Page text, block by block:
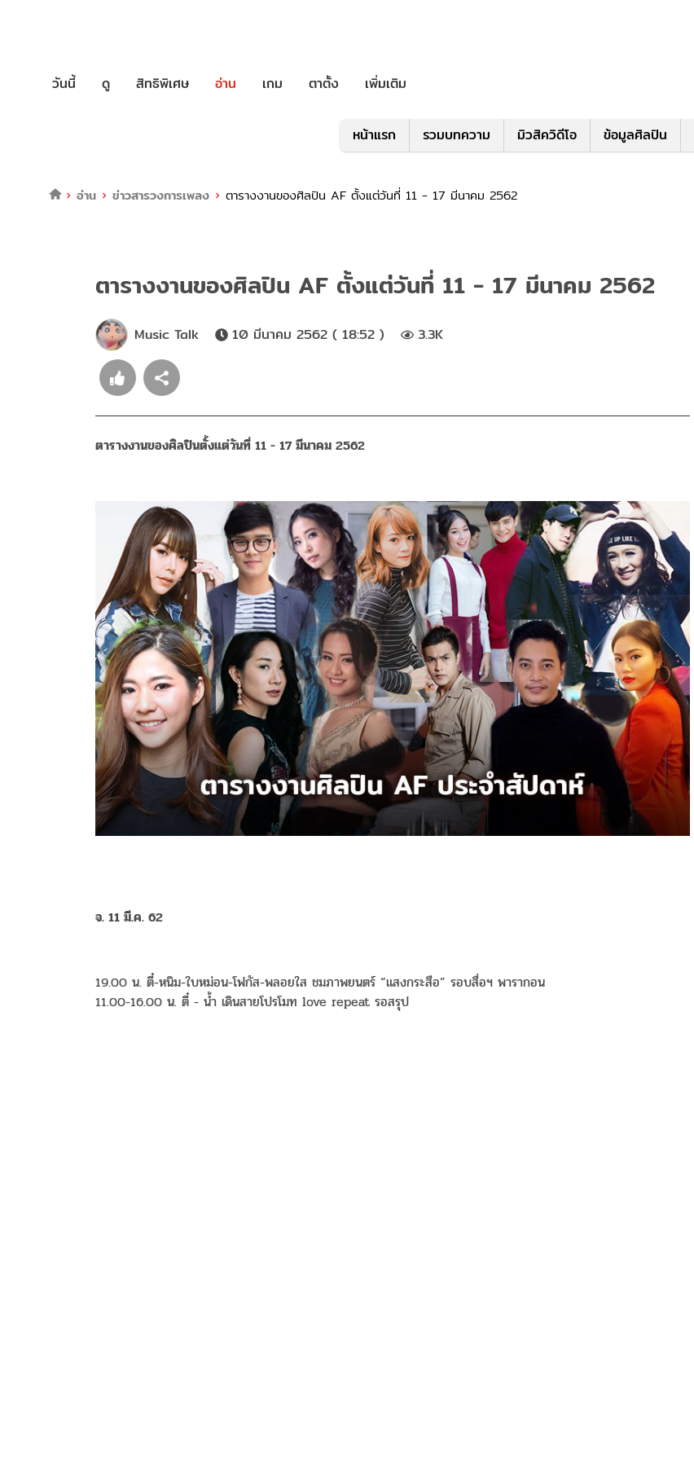
วันนี้ ดู สิทธิพิเศษ อ่าน เกม ตาตั้ง เพิ่มเติม
หน้าแรก รวมบทความ มิวสิควิดีโอ ข้อมูลศิลปิน
อ่าน ข่าวสารวงการเพลง ตารางงานของศิลปิน AF ตั้งแต่วันที่ 11 - 17 มีนาคม 2562
ตารางงานของศิลปิน AF ตั้งแต่วันที่ 11 - 17 มีนาคม 2562
Music Talk 10 มีนาคม 2562 ( 18:52 ) 3.3K
ตารางงานของศิลปินตั้งแต่วันที่ 11 - 17 มีนาคม 2562
จ. 11 มี.ค. 62
19.00 น. ตี๋-หนิม-ใบหม่อน-โฟกัส-พลอยใส ชมภาพยนตร์ “แสงกระสือ” รอบสื่อฯ พารากอน
11.00-16.00 น. ตี๋ - น้ำ เดินสายโปรโมท love repeat รอสรุป